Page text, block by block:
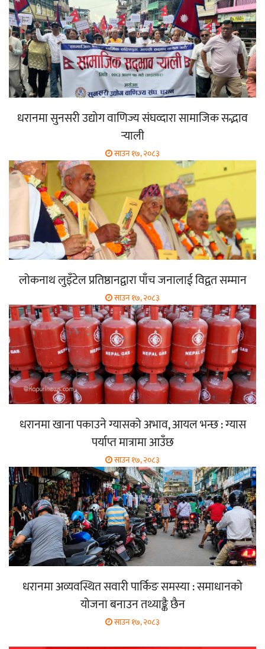
धरानमा सुनसरी उद्योग वाणिज्य संघव्दारा सामाजिक सद्भाव
र्‍याली
साउन १७, २०८३
लोकनाथ लुइँटेल प्रतिष्ठानद्वारा पाँच जनालाई विद्वत सम्मान
साउन १७, २०८३
धरानमा खाना पकाउने ग्यासको अभाव, आयल भन्छ : ग्यास
पर्याप्त मात्रामा आउँछ
साउन १७, २०८३
धरानमा अव्यवस्थित सवारी पार्किङ समस्या : समाधानको
योजना बनाउन तथ्याङ्कै छैन
साउन १७, २०८३